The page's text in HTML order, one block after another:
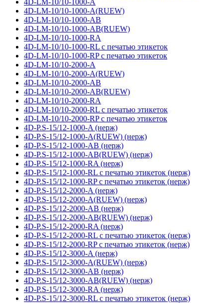
4D-LM-10/10-1000-A
4D-LM-10/10-1000-A(RUEW)
4D-LM-10/10-1000-AB
4D-LM-10/10-1000-AB(RUEW)
4D-LM-10/10-1000-RA
4D-LM-10/10-1000-RL с печатью этикеток
4D-LM-10/10-1000-RP с печатью этикеток
4D-LM-10/10-2000-A
4D-LM-10/10-2000-A(RUEW)
4D-LM-10/10-2000-AB
4D-LM-10/10-2000-AB(RUEW)
4D-LM-10/10-2000-RA
4D-LM-10/10-2000-RL с печатью этикеток
4D-LM-10/10-2000-RP с печатью этикеток
4D-P.S-15/12-1000-A (нерж)
4D-P.S-15/12-1000-A(RUEW) (нерж)
4D-P.S-15/12-1000-AB (нерж)
4D-P.S-15/12-1000-AB(RUEW) (нерж)
4D-P.S-15/12-1000-RA (нерж)
4D-P.S-15/12-1000-RL с печатью этикеток (нерж)
4D-P.S-15/12-1000-RP с печатью этикеток (нерж)
4D-P.S-15/12-2000-A (нерж)
4D-P.S-15/12-2000-A(RUEW) (нерж)
4D-P.S-15/12-2000-AB (нерж)
4D-P.S-15/12-2000-AB(RUEW) (нерж)
4D-P.S-15/12-2000-RA (нерж)
4D-P.S-15/12-2000-RL с печатью этикеток (нерж)
4D-P.S-15/12-2000-RP с печатью этикеток (нерж)
4D-P.S-15/12-3000-A (нерж)
4D-P.S-15/12-3000-A(RUEW) (нерж)
4D-P.S-15/12-3000-AB (нерж)
4D-P.S-15/12-3000-AB(RUEW) (нерж)
4D-P.S-15/12-3000-RA (нерж)
4D-P.S-15/12-3000-RL с печатью этикеток (нерж)